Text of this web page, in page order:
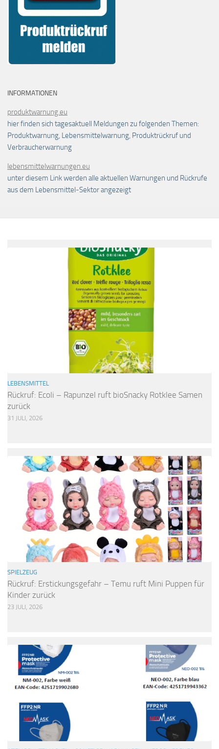
INFORMATIONEN
produktwarnung.eu
hier finden sich tagesaktuell Meldungen zu folgenden Themen:
Produktwarnung, Lebensmittelwarnung, Produktrückruf und
Verbraucherwarnung
lebensmittelwarnungen.eu
unter diesem Link werden alle aktuellen Warnungen und Rückrufe
aus dem Lebensmittel-Sektor angezeigt
LEBENSMITTEL
Rückruf: Ecoli – Rapunzel ruft bioSnacky Rotklee Samen
zurück
31 JULI, 2026
SPIELZEUG
Rückruf: Erstickungsgefahr – Temu ruft Mini Puppen für
Kinder zurück
23 JULI, 2026